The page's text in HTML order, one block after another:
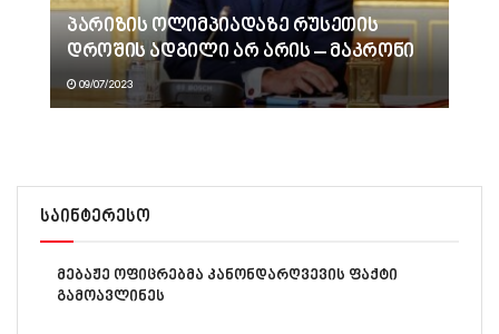
პარიზის ოლიმპიადაზე რუსეთის
დროშის ადგილი არ არის – მაკრონი
09/07/2023
საინტერესო
მებაჟე ოფიცრებმა კანონდარღვევის ფაქტი
გამოავლინეს